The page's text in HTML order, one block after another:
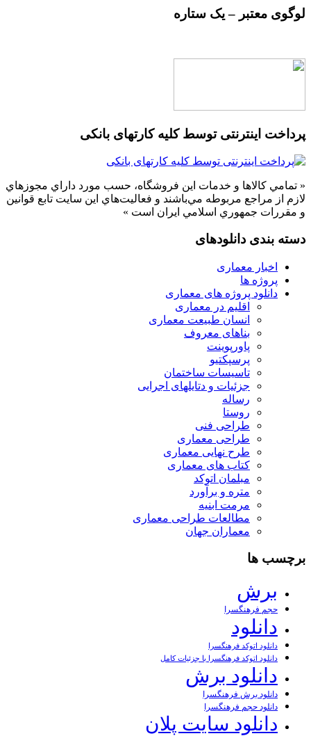
لوگوی معتبر – یک ستاره
پرداخت اینترنتی توسط کلیه کارتهای بانکی
« تمامي كالاها و خدمات اين فروشگاه، حسب مورد داراي مجوزهاي
لازم از مراجع مربوطه مي‌باشند و فعاليت‌هاي اين سايت تابع قوانين
و مقررات جمهوري اسلامي ايران است »
دسته بندی دانلودهای
اخبار معماری
پروژه ها
دانلود پروژه های معماری
اقلیم در معماری
انسان طبیعت معماری
بناهای معروف
پاورپوینت
پرسپکتیو
تاسیسات ساختمان
جزئیات و دتایلهای اجرایی
رساله
روستا
طراحی فنی
طراحی معماری
طرح نهایی معماری
کتاب های معماری
مبلمان اتوکد
متره و برآورد
مرمت ابنیه
مطالعات طراحی معماری
معماران جهان
برچسب ها
برش
حجم فرهنگسرا
دانلود
دانلود اتوکد فرهنگسرا
دانلود اتوکد فرهنگسرا با جزئیات کامل
دانلود برش
دانلود برش فرهنگسرا
دانلود حجم فرهنگسرا
دانلود سایت پلان